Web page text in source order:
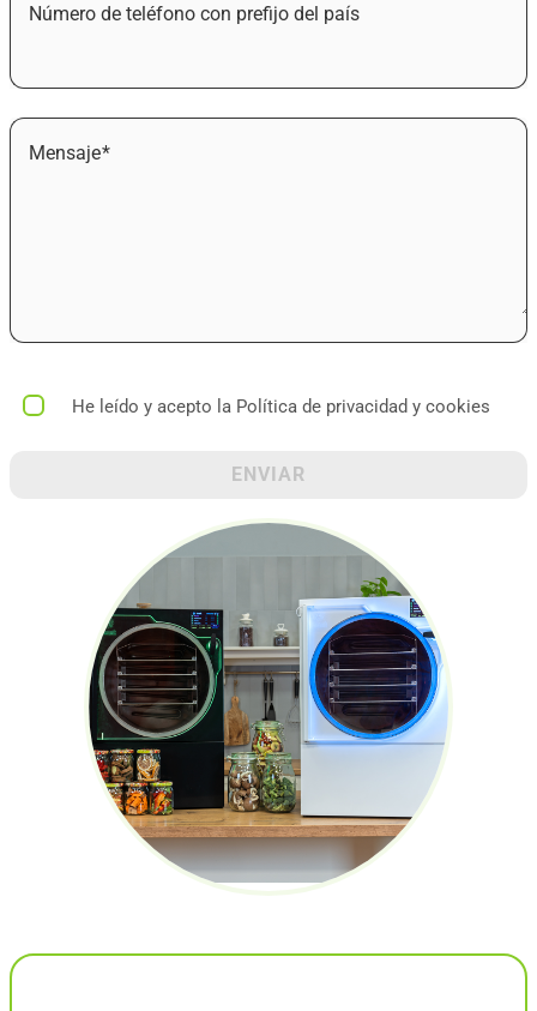
Número de teléfono con prefijo del país
Mensaje
He leído y acepto la Política de privacidad y cookies
ENVIAR